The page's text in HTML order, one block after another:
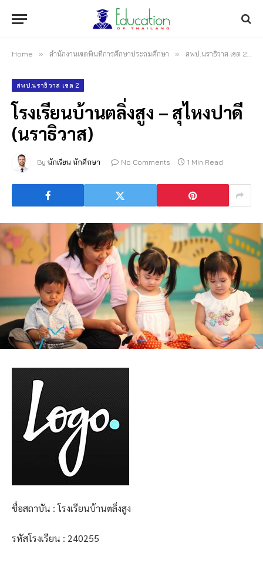
Home » สำนักงานเขตพื้นที่การศึกษาประถมศึกษา » สพป.นราธิวาส เขต 2
สพป.นราธิวาส เขต 2
โรงเรียนบ้านตลิ่งสูง – สุไหงปาดี
(นราธิวาส)
By นักเรียน นักศึกษา No Comments 1 Min Read
ชื่อสถาบัน : โรงเรียนบ้านตลิ่งสูง
รหัสโรงเรียน : 240255